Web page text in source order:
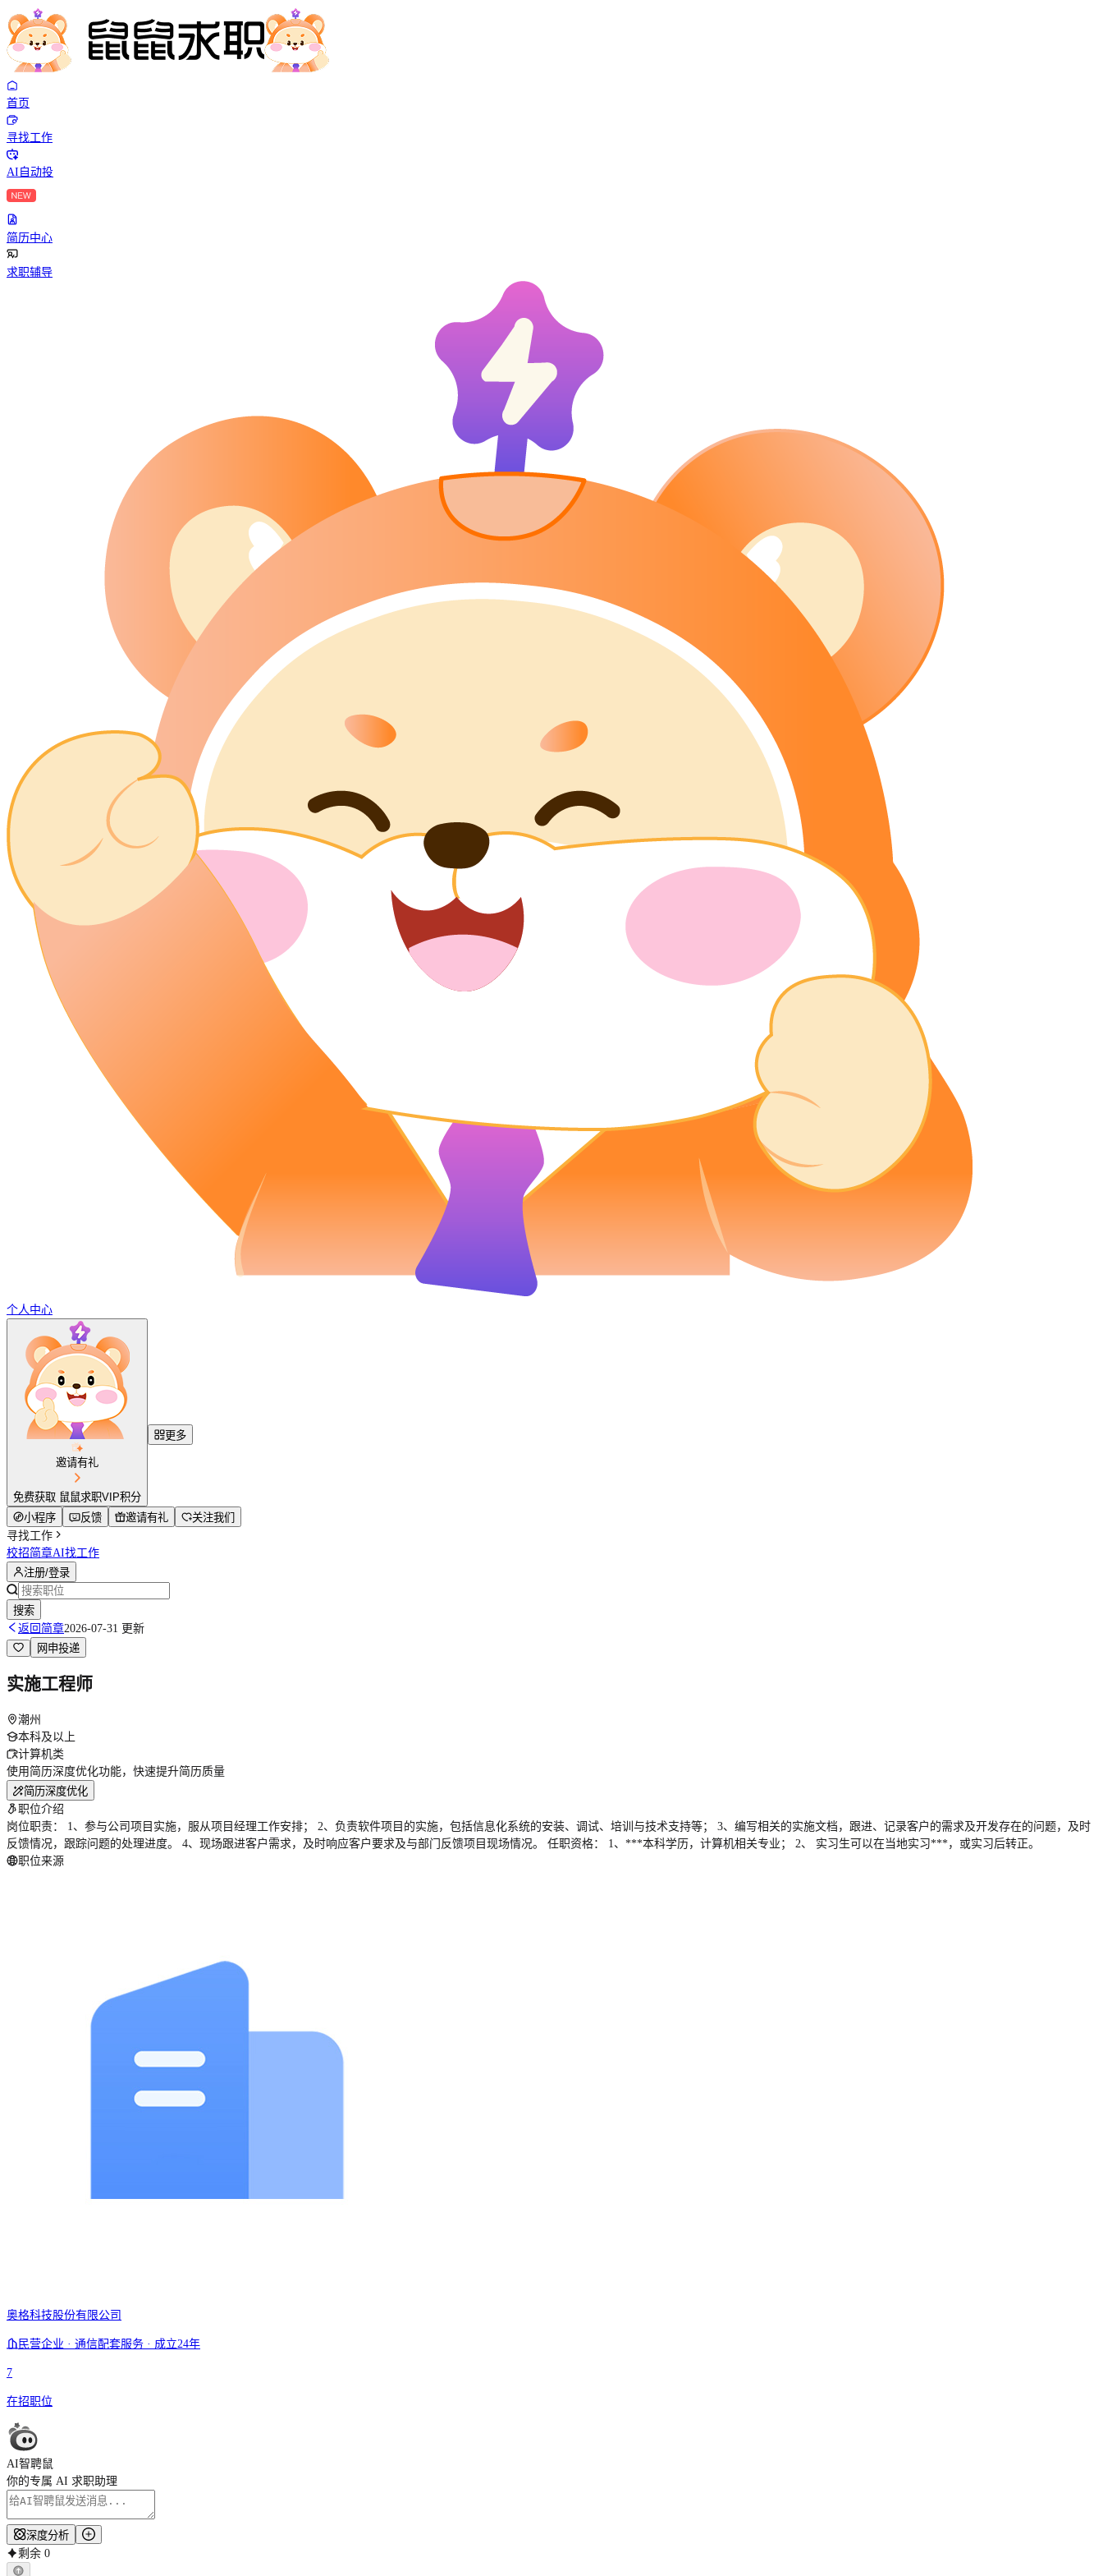
首页
寻找工作
AI自动投
简历中心
求职辅导
个人中心
邀请有礼
免费获取 鼠鼠求职VIP积分
更多
小程序 反馈 邀请有礼
关注我们
寻找工作
校招简章AI找工作
注册/登录
搜索
返回简章2026-07-31 更新
网申投递
实施工程师
潮州
本科及以上
计算机类
使用简历深度优化功能，快速提升简历质量
简历深度优化
职位介绍
岗位职责： 1、参与公司项目实施，服从项目经理工作安排； 2、负责软件项目的实施，包括信息化系统的安装、调试、培训与技术支持等； 3、编写相关的实施文档，跟进、记录客户的需求及开发存在的问题，及时
反馈情况，跟踪问题的处理进度。 4、现场跟进客户需求，及时响应客户要求及与部门反馈项目现场情况。 任职资格： 1、***本科学历，计算机相关专业； 2、 实习生可以在当地实习***，或实习后转正。
职位来源
奥格科技股份有限公司
民营企业 · 通信配套服务 · 成立24年
7
在招职位
AI智聘鼠
你的专属 AI 求职助理
深度分析
剩余 0